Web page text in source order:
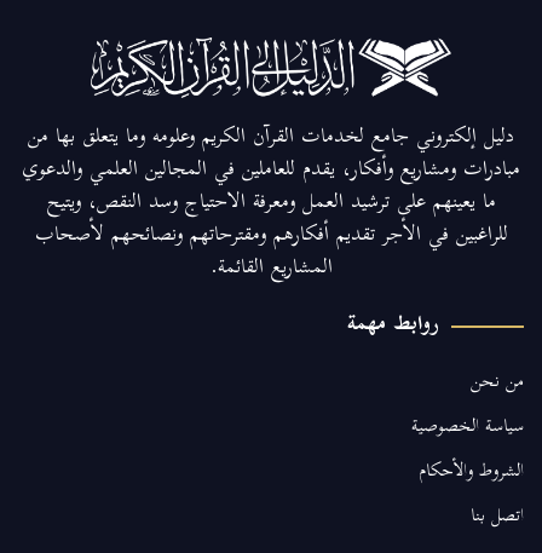
دليل إلكتروني جامع لخدمات القرآن الكريم وعلومه وما يتعلق بها من
مبادرات ومشاريع وأفكار، يقدم للعاملين في المجالين العلمي والدعوي
ما يعينهم على ترشيد العمل ومعرفة الاحتياج وسد النقص، ويتيح
للراغبين في الأجر تقديم أفكارهم ومقترحاتهم ونصائحهم لأصحاب
المشاريع القائمة.
روابط مهمة
من نحن
سياسة الخصوصية
الشروط والأحكام
اتصل بنا